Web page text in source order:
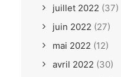
juillet 2022 (37)
juin 2022 (27)
mai 2022 (12)
avril 2022 (30)